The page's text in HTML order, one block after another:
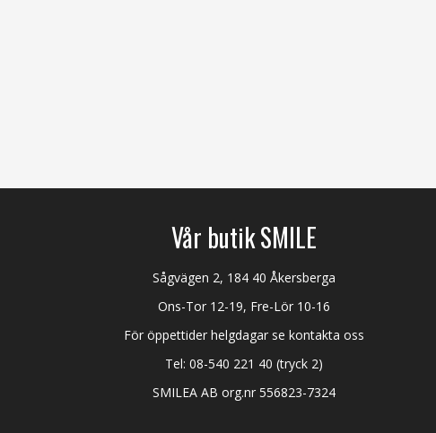
Vår butik SMILE
Sågvägen 2, 184 40 Åkersberga
Ons-Tor 12-19, Fre-Lör 10-16
För öppettider helgdagar se kontakta oss
Tel:08-540 221 40 (tryck 2)
SMILEA AB org.nr 556823-7324